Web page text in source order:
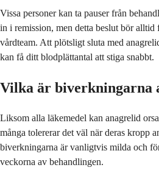
Vissa personer kan ta pauser från
in i remission, men detta beslut bör alltid
vårdteam. Att plötsligt sluta med
kan få ditt blodplättantal att stiga snabbt.
Vilka är biverkningarna
Liksom alla läkemedel kan anagrelid
många tolererar det väl när deras kropp
biverkningarna är vanligtvis milda och
veckorna av behandlingen.